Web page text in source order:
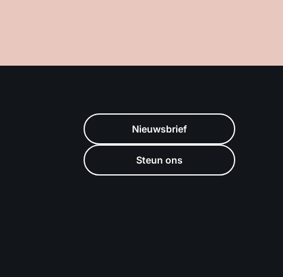
Nieuwsbrief
Steun ons